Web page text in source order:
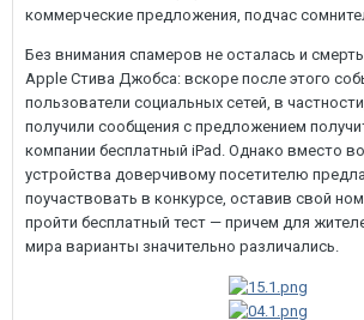
коммерческие предложения, подчас
Без внимания спамеров не осталась и
Apple Стива Джобса: вскоре после этого
пользователи социальных сетей, в
получили сообщения с предложением
компании бесплатный iPad. Однако вместо
устройства доверчивому посетителю
поучаствовать в конкурсе, оставив свой
пройти бесплатный тест — причем для
мира варианты значительно различались.